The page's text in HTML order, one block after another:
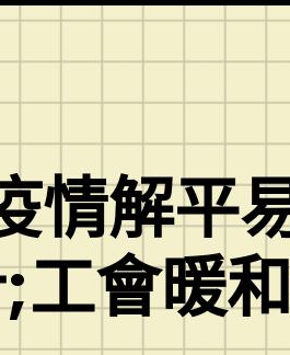
情解平
會暖